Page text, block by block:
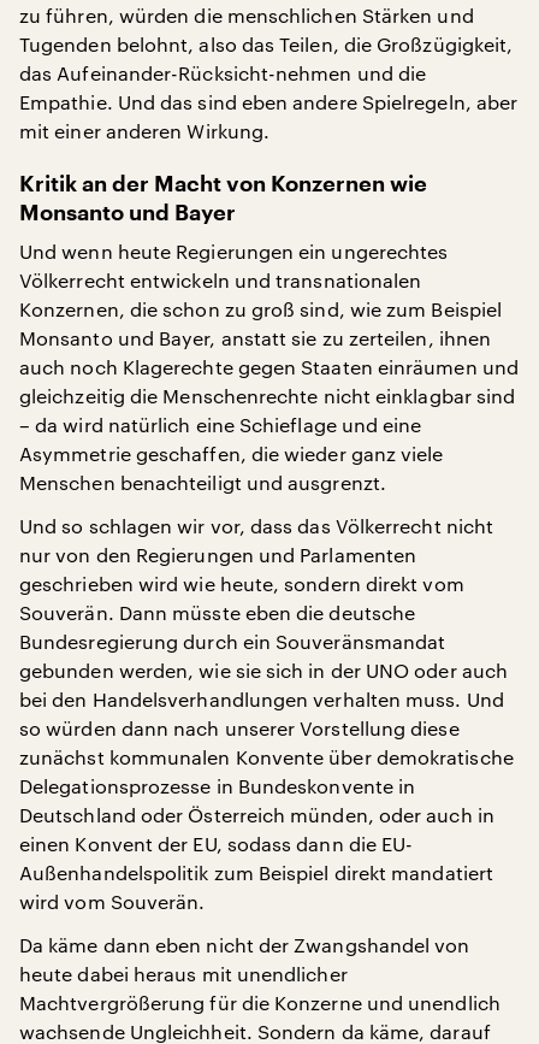
zu führen, würden die menschlichen Stärken und
Tugenden belohnt, also das Teilen, die Großzügigkeit,
das Aufeinander-Rücksicht-nehmen und die
Empathie. Und das sind eben andere Spielregeln, aber
mit einer anderen Wirkung.
Kritik an der Macht von Konzernen wie
Monsanto und Bayer
Und wenn heute Regierungen ein ungerechtes
Völkerrecht entwickeln und transnationalen
Konzernen, die schon zu groß sind, wie zum Beispiel
Monsanto und Bayer, anstatt sie zu zerteilen, ihnen
auch noch Klagerechte gegen Staaten einräumen und
gleichzeitig die Menschenrechte nicht einklagbar sind
– da wird natürlich eine Schieflage und eine
Asymmetrie geschaffen, die wieder ganz viele
Menschen benachteiligt und ausgrenzt.
Und so schlagen wir vor, dass das Völkerrecht nicht
nur von den Regierungen und Parlamenten
geschrieben wird wie heute, sondern direkt vom
Souverän. Dann müsste eben die deutsche
Bundesregierung durch ein Souveränsmandat
gebunden werden, wie sie sich in der UNO oder auch
bei den Handelsverhandlungen verhalten muss. Und
so würden dann nach unserer Vorstellung diese
zunächst kommunalen Konvente über demokratische
Delegationsprozesse in Bundeskonvente in
Deutschland oder Österreich münden, oder auch in
einen Konvent der EU, sodass dann die EU-
Außenhandelspolitik zum Beispiel direkt mandatiert
wird vom Souverän.
Da käme dann eben nicht der Zwangshandel von
heute dabei heraus mit unendlicher
Machtvergrößerung für die Konzerne und unendlich
wachsende Ungleichheit. Sondern da käme, darauf